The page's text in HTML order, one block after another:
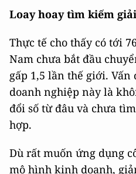
Loay hoay tìm kiếm
Thực tế cho thấy có tới
Nam chưa bắt đầu
gấp 1,5 lần thế giới. Vấn
doanh nghiệp này là
đổi số từ đâu và chưa
hợp.
Dù rất muốn ứng dụng
mô hình kinh doanh,